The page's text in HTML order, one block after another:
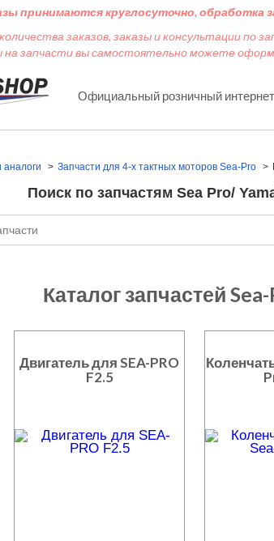
принимаются круглосуточно, обработка
заказов, заказы и консультации по
на запчасти вы самостоятельно можете
Официальный розничный
Запчасти для 4-х тактных моторов Sea-Pro
аналоги
Поиск по запчастям Sea Pro/
Каталог запчастей
Двигатель для SEA-PRO
F2.5